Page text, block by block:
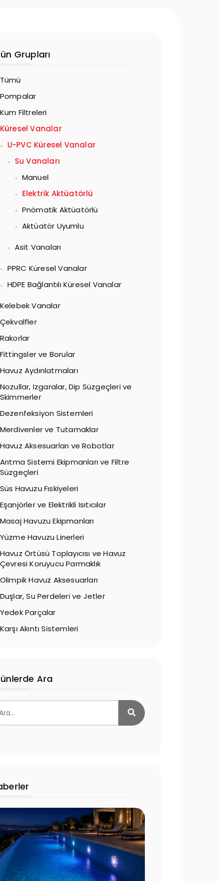
Grupları
Tümü
Pompalar
Kum Filtreleri
Küresel Vanalar
U-PVC Küresel Vanalar
Su Vanaları
Manuel
Elektrik Aktüatörlü
Pnömatik Aktüatörlü
Aktüatör Uyumlu
Asit Vanaları
PPRC Küresel Vanalar
HDPE Bağlantılı Küresel Vanalar
Kelebek Vanalar
Çekvalfler
Rakorlar
Fittingsler ve Borular
Havuz Aydınlatmaları
Nozullar, Izgaralar, Dip Süzgeçleri ve
Skimmerler
Dezenfeksiyon Sistemleri
Merdivenler ve Tutamaklar
Havuz Aksesuarları ve Robotlar
Arıtma Sistemi Ekipmanları ve Filtre
Süzgeçleri
Süs Havuzu Fıskiyeleri
Eşanjörler ve Elektrikli Isıtıcılar
Masaj Havuzu Ekipmanları
Yüzme Havuzu Linerleri
Havuz Örtüsü Toplayıcısı ve Havuz
Çevresi Koruyucu Parmaklık
Olimpik Havuz Aksesuarları
Duşlar, Su Perdeleri ve Jetler
Yedek Parçalar
Karşı Akıntı Sistemleri
Ara